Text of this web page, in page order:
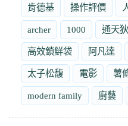
肯德基 操作評價
archer 1000 通天
高效鎖鮮袋 阿凡達
太子松馥 電影 薯
modern family 廚藝